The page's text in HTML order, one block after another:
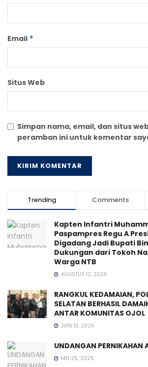
Email *
Situs Web
Simpan nama, email, dan situs
peramban ini untuk komentar
Trending Comments
Kapten Infantri
Paspampres Regu A
Digadang Jadi Bupati
Dukungan dari Tokoh
Warga NTB
AGUSTUS 12, 2025
RANGKUL KEDAMAIAN,
SELATAN BERHASIL
ANTAR KOMUNITAS OJOL
JUNI 13, 2026
UNDANGAN PERNIKAHAN
MEI 25, 2025